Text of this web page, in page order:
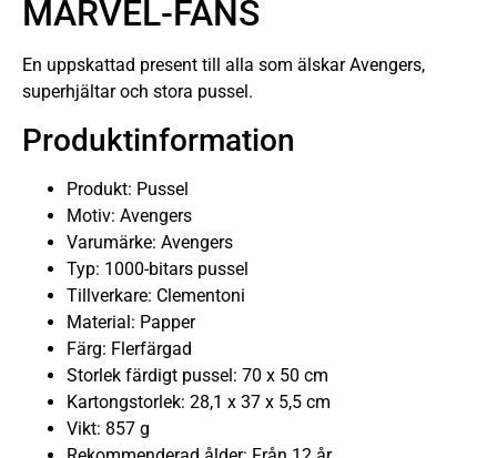
MARVEL-FANS
En uppskattad present till alla som älskar Avengers,
superhjältar och stora pussel.
Produktinformation
Produkt: Pussel
Motiv: Avengers
Varumärke: Avengers
Typ: 1000-bitars pussel
Tillverkare: Clementoni
Material: Papper
Färg: Flerfärgad
Storlek färdigt pussel: 70 x 50 cm
Kartongstorlek: 28,1 x 37 x 5,5 cm
Vikt: 857 g